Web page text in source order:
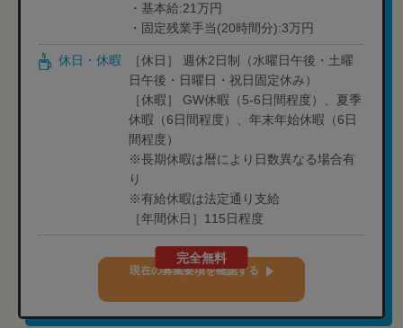
・基本給:21万円
・固定残業手当(20時間分):3万円
休日・休暇
［休日］ 週休2日制（水曜日午後・土曜
日午後・日曜日・祝日固定休み）
［休暇］ GW休暇（5-6日間程度）、夏季
休暇（6日間程度）、年末年始休暇（6日
間程度）
※長期休暇は暦により日数異なる場合有
り
※有給休暇は法定通り支給
［年間休日］115日程度
完全無料
現在の募集要項を確認する